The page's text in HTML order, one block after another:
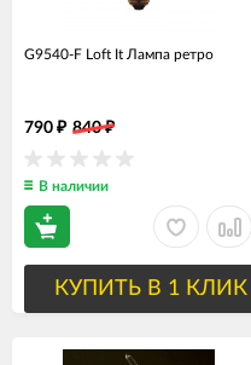
G9540-F Loft It Лампа ретро
790 ₽ 840₽
В наличии
КУПИТЬ В 1 КЛИК